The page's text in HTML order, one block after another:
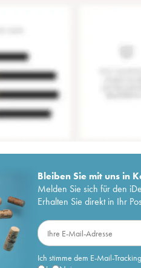
Bleiben Sie mit uns in
Melden Sie sich für den
Erhalten Sie direkt in Ihr
Ich stimme dem E-Mail-